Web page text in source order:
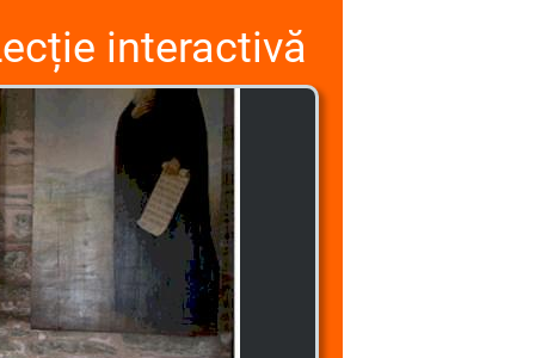
interactivă